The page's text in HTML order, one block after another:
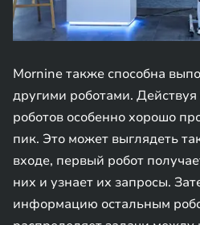
Mornine также способна
другими роботами.
роботов особенно хорошо
пик. Это может выглядеть
входе, первый робот
них и узнает их запросы.
информацию остальным